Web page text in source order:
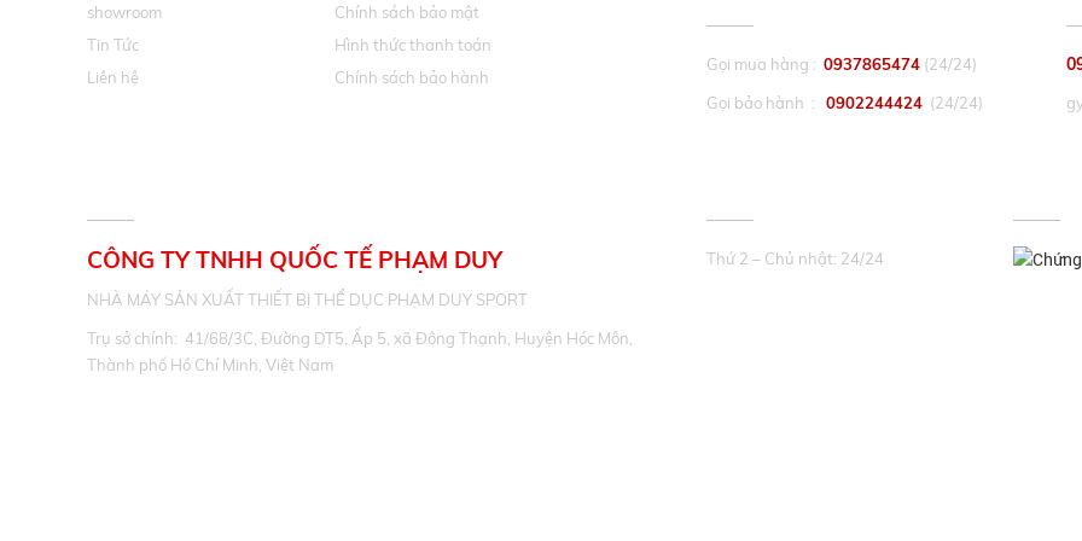
showroom
Tin Tức
Liên hệ
Chính sách bảo mật
Hình thức thanh toán
Chính sách bảo hành
Gọi mua hàng : 0937865474 (24/24)
Gọi bảo hành :
0902244424 (24/24)
CÔNG TY TNHH QUỐC TẾ PHẠM DUY
NHÀ MÁY SẢN XUẤT THIẾT BỊ THỂ DỤC PHẠM DUY SPORT
Trụ sở chính: 41/68/3C, Đường DT5, Ấp 5, xã Đông Thạnh, Huyện Hóc Môn,
Thành phố Hồ Chí Minh, Việt Nam
Thứ 2 – Chủ nhật: 24/24